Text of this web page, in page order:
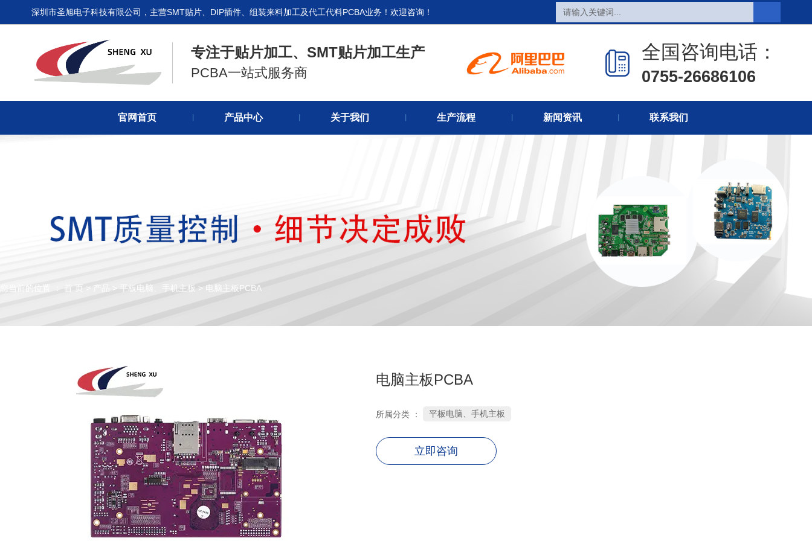
热销产品 新闻在线
关于我们
深圳市圣旭电子科技有限公司，主营SMT贴片、DIP插件、组装来料加工及代工代料PCBA业务！欢迎咨询！
专注于贴片加工、SMT贴片加工生产
PCBA一站式服务商
全国咨询电话：
0755-26686106
官网首页 产品中心 关于我们 生产流程 新闻资讯 联系我们
您当前的位置 ： 首 页 > 产品 > 平板电脑、手机主板 > 电脑主板PCBA
电脑主板PCBA
所属分类 ： 平板电脑、手机主板
立即咨询